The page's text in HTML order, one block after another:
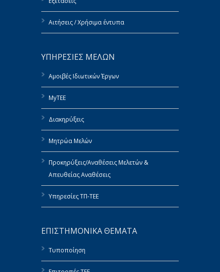
Αιτήσεις / Χρήσιμα έντυπα
ΥΠΗΡΕΣΙΕΣ ΜΕΛΩΝ
Αμοιβές Ιδιωτικών Έργων
MyTEE
Διακηρύξεις
Μητρώα Μελών
Προκηρύξεις/Αναθέσεις Μελετών &
Απευθείας Αναθέσεις
Υπηρεσίες ΤΠ-ΤΕΕ
ΕΠΙΣΤΗΜΟΝΙΚΑ ΘΕΜΑΤΑ
Τυποποίηση